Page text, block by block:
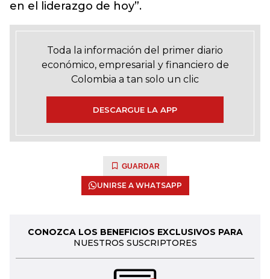
en el liderazgo de hoy”.
Toda la información del primer diario
económico, empresarial y financiero de
Colombia a tan solo un clic
DESCARGUE LA APP
GUARDAR
UNIRSE A WHATSAPP
CONOZCA LOS BENEFICIOS EXCLUSIVOS PARA
NUESTROS SUSCRIPTORES